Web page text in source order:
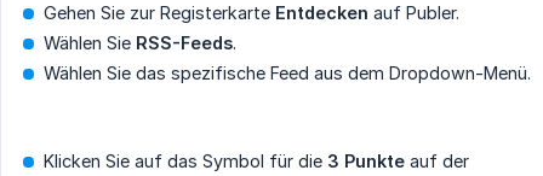
Gehen Sie zur Registerkarte Entdecken auf Publer.
Wählen Sie RSS-Feeds.
Wählen Sie das spezifische Feed aus dem Dropdown-Menü.
Klicken Sie auf das Symbol für die 3 Punkte auf der